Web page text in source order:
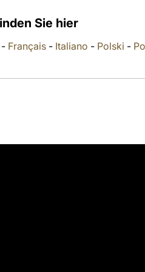
Sie hier
- Français - Italiano - Polski -